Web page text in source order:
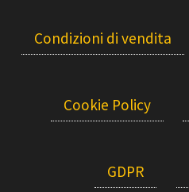
Condizioni di vendita
Cookie Policy
GDPR